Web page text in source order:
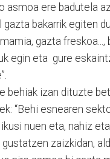
asmoa ere badutela
gazta bakarrik egiten
gazta freskoa...,
egin eta gure
behiak izan dituzte
“Behi esnearen
nuen eta, nahiz
gustatzen zaizkidan,